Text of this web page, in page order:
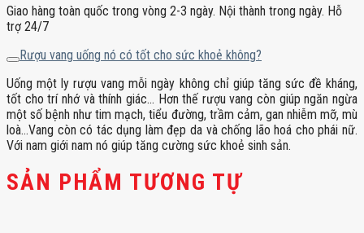
Giao hàng toàn quốc trong vòng 2-3 ngày. Nội thành trong ngày. Hỗ
trợ 24/7
Rượu vang uống nó có tốt cho sức khoẻ không?
Uống một ly rượu vang mỗi ngày không chỉ giúp tăng sức đề kháng,
tốt cho trí nhớ và thính giác… Hơn thế rượu vang còn giúp ngăn ngừa
một số bệnh như tim mạch, tiểu đường, trầm cảm, gan nhiễm mỡ, mù
loà…Vang còn có tác dụng làm đẹp da và chống lão hoá cho phái nữ.
Với nam giới nam nó giúp tăng cường sức khoẻ sinh sản.
SẢN PHẨM TƯƠNG TỰ